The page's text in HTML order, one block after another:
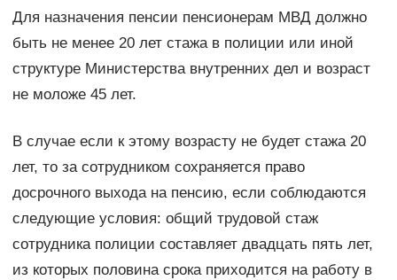
Для назначения пенсии пенсионерам МВД должно
быть не менее 20 лет стажа в полиции или иной
структуре Министерства внутренних дел и возраст
не моложе 45 лет.
В случае если к этому возрасту не будет стажа 20
лет, то за сотрудником сохраняется право
досрочного выхода на пенсию, если соблюдаются
следующие условия: общий трудовой стаж
сотрудника полиции составляет двадцать пять лет,
из которых половина срока приходится на работу в